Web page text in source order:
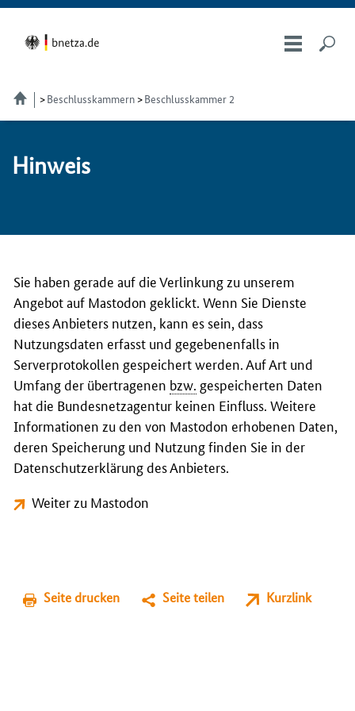
Beschlusskammern Beschlusskammer 2
Hin­weis
Sie haben gerade auf die Verlinkung zu unserem
Angebot auf Mastodon geklickt. Wenn Sie Dienste
dieses Anbieters nutzen, kann es sein, dass
Nutzungsdaten erfasst und gegebenenfalls in
Serverprotokollen gespeichert werden. Auf Art und
Umfang der übertragenen bzw. gespeicherten Daten
hat die Bundesnetzagentur keinen Einfluss. Weitere
Informationen zu den von Mastodon erhobenen Daten,
deren Speicherung und Nutzung finden Sie in der
Datenschutzerklärung des Anbieters.
Weiter zu Mastodon
Seite drucken Seite teilen Kurzlink